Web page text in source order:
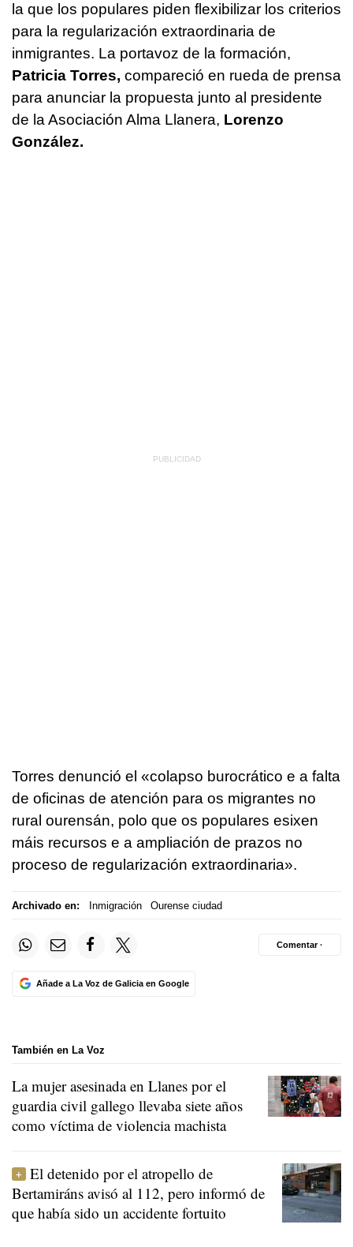
la que los populares piden flexibilizar los criterios
para la regularización extraordinaria de
inmigrantes. La portavoz de la formación,
Patricia Torres, compareció en rueda de prensa
para anunciar la propuesta junto al presidente
de la Asociación Alma Llanera, Lorenzo
González.
Torres denunció el «colapso burocrático e a falta
de oficinas de atención para os migrantes no
rural ourensán, polo que os populares esixen
máis recursos e a ampliación de prazos no
proceso de regularización extraordinaria».
Archivado en: Inmigración Ourense ciudad
Añade a La Voz de Galicia en Google
Comentar ·
También en La Voz
La mujer asesinada en Llanes por el
guardia civil gallego llevaba siete años
como víctima de violencia machista
El detenido por el atropello de
Bertamiráns avisó al 112, pero informó de
que había sido un accidente fortuito